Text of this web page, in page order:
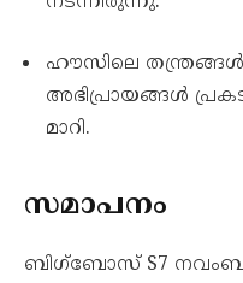
ഹൗസിലെ
അഭിപ്രായങ്ങൾ
മാറി.
സമാപനം
ബിഗ്‌ബോസ് S7